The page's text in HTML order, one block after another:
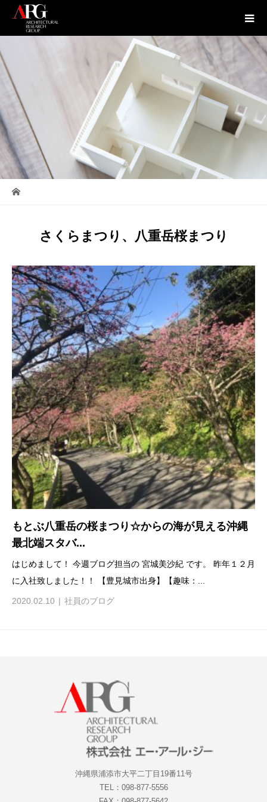
さくらまつり、八重岳桜まつり
もとぶ八重岳の桜まつり☆からの海が見える沖縄
最北端スタバ...
はじめまして！ 今週ブログ担当の 宮城美沙紀 です。 昨年１２月
に入社致しました！！ 【豊見城市出身】【趣味：...
2020.02.10 社員のブログ
沖縄県浦添市大平二丁目19番11号
TEL：098-877-5556